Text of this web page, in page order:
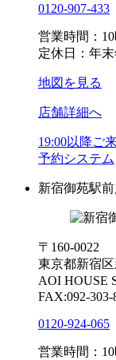
0120-907-433
営業時間：
定休日：年
地図を見る
店舗詳細へ
19:00以降ご
予約システム
新宿御苑駅
〒160-0022
東京都新宿
AOI HOUSE
FAX:092-303-
0120-924-065
営業時間：